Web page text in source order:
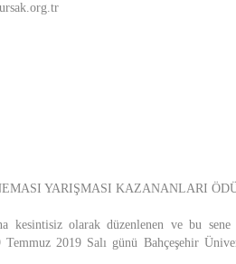
YARIŞMASI KAZANANLARI
kesintisiz olarak düzenlenen ve bu sene
9 Temmuz 2019 Salı günü Bahçeşehir